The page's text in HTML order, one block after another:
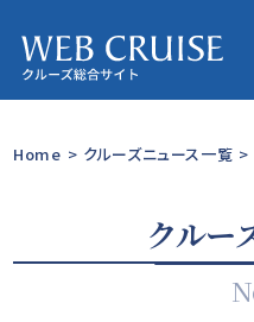
Home > クルーズニュース一覧 >
クルー